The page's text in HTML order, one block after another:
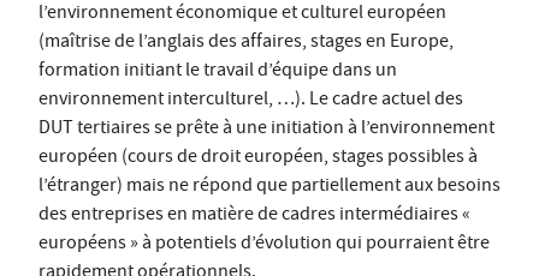
l’environnement économique et culturel européen
(maîtrise de l’anglais des affaires, stages en Europe,
formation initiant le travail d’équipe dans un
environnement interculturel, …). Le cadre actuel des
DUT tertiaires se prête à une initiation à l’environnement
européen (cours de droit européen, stages possibles à
l’étranger) mais ne répond que partiellement aux besoins
des entreprises en matière de cadres intermédiaires «
européens » à potentiels d’évolution qui pourraient être